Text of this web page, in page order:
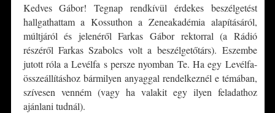
Kedves Gábor! Tegnap rendkívül érdekes beszélgetést
hallgathattam a Kossuthon a Zeneakadémia alapításáról,
múltjáról és jelenéről Farkas Gábor rektorral (a Rádió
részéről Farkas Szabolcs volt a beszélgetőtárs). Eszembe
jutott róla a Levélfa s persze nyomban Te. Ha egy Levélfa-
összeállításhoz bármilyen anyaggal rendelkeznél e témában,
szívesen venném (vagy ha valakit egy ilyen feladathoz
ajánlani tudnál).